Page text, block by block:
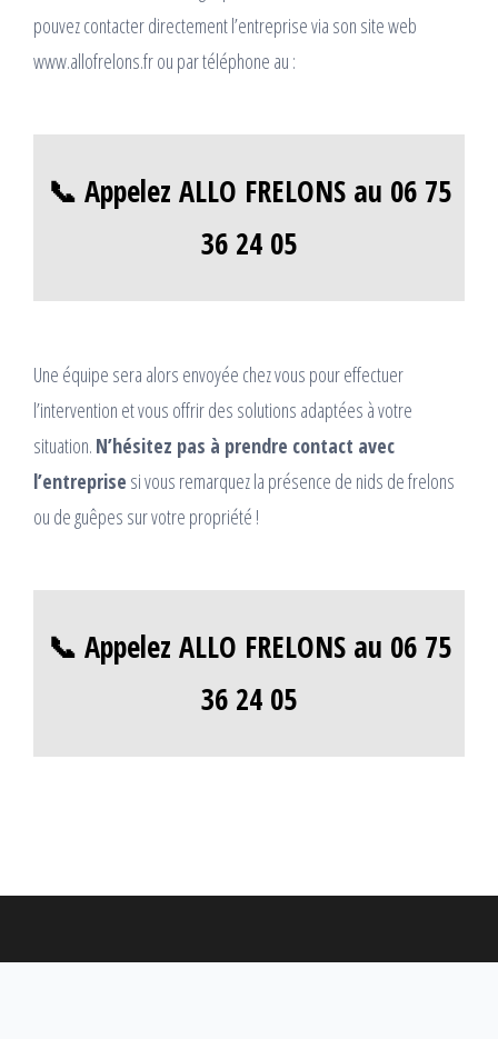
pouvez contacter directement l’entreprise via son site web
www.allofrelons.fr ou par téléphone au :
📞 Appelez ALLO FRELONS au 06 75
36 24 05
Une équipe sera alors envoyée chez vous pour effectuer
l’intervention et vous offrir des solutions adaptées à votre
situation. N’hésitez pas à prendre contact avec
l’entreprise si vous remarquez la présence de nids de frelons
ou de guêpes sur votre propriété !
📞 Appelez ALLO FRELONS au 06 75
36 24 05